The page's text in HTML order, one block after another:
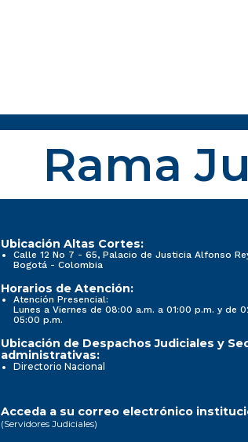
Rama
Ubicación Altas Cortes:
Calle 12 No 7 - 65, Palacio de Justicia Alfonso
Bogotá - Colombia
Horarios de Atención:
Atención Presencial:
Lunes a Viernes de 08:00 a.m. a 01:00 p.m. y de
05:00 p.m.
Ubicación de Despachos Judiciales y
administrativas:
Directorio Nacional
Acceda a su correo electrónico
(Servidores Judiciales)